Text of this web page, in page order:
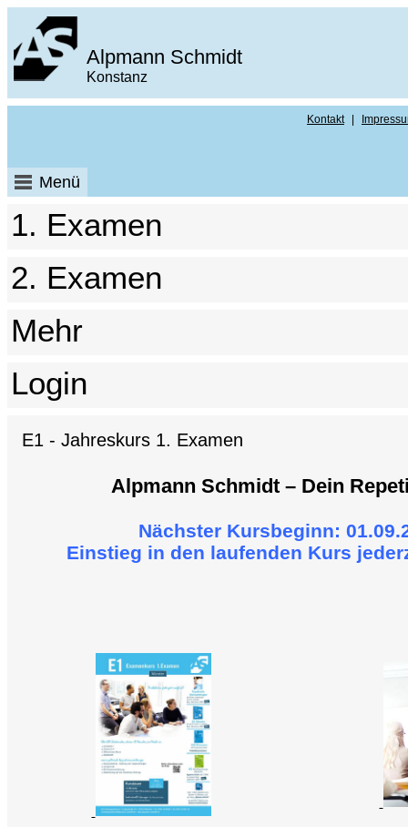
Alpmann Schmidt
Konstanz
Kontakt
Menü
1. Examen
2. Examen
Mehr
Login
E1 - Jahreskurs 1. Examen
Alpmann Schmidt – Dein
Nächster Kursbeginn:
Einstieg in den laufenden Kurs